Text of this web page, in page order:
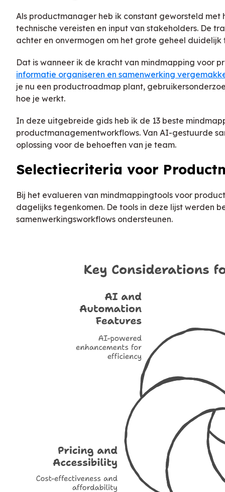
Als productmanager heb ik constant geworsteld
technische vereisten en input van stakeholders. De
achter en onvermogen om het grote geheel duidelijk
Dat is wanneer ik de kracht van mindmapping voor
informatie organiseren en samenwerking
je nu een productroadmap plant,
hoe je werkt.
In deze uitgebreide gids heb ik de 13 beste
productmanagementworkflows. Van AI-gestuurde
oplossing voor de behoeften van je team.
Selectiecriteria voor
Bij het evalueren van mindmappingtools voor
dagelijks tegenkomen. De tools in deze lijst werden
samenwerkingsworkflows ondersteunen.